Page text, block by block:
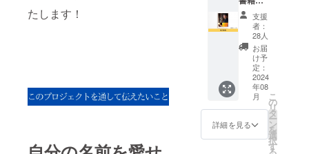
たします！
うとは微塵
も考えきれ
ませんでし
「姓名承
認」という
造語を思い
つき、
世界観がま
「自分
の名前
を愛す
る力」
をお送
りさせ
ていた
だきま
す。 ※
書籍は
メール
にてお
送りさ
支援
者：
28人
お届
け予
定：
2024
年08
月
詳細を見る
こ
の
リ
タ
ー
ン
を
選
択
す